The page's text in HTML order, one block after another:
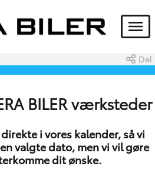
Menu
Del
BILER værksteder
i vores kalender, så vi
valgte dato, men vi vil gøre
dit ønske.